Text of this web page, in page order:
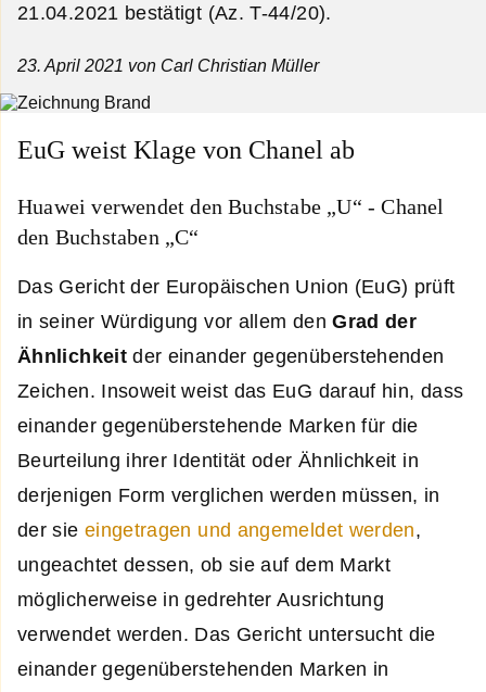
21.04.2021 bestätigt (Az. T-44/20).
23. April 2021 von Carl Christian Müller
EuG weist Klage von Chanel ab
Huawei verwendet den Buchstabe „U“ - Chanel
den Buchstaben „C“
Das Gericht der Europäischen Union (EuG) prüft
in seiner Würdigung vor allem denGrad der
Ähnlichkeitder einander gegenüberstehenden
Zeichen. Insoweit weist das EuG darauf hin, dass
einander gegenüberstehende Marken für die
Beurteilung ihrer Identität oder Ähnlichkeit in
derjenigen Form verglichen werden müssen, in
der sie eingetragen und angemeldet werden,
ungeachtet dessen, ob sie auf dem Markt
möglicherweise in gedrehter Ausrichtung
verwendet werden. Das Gericht untersucht die
einander gegenüberstehenden Marken in